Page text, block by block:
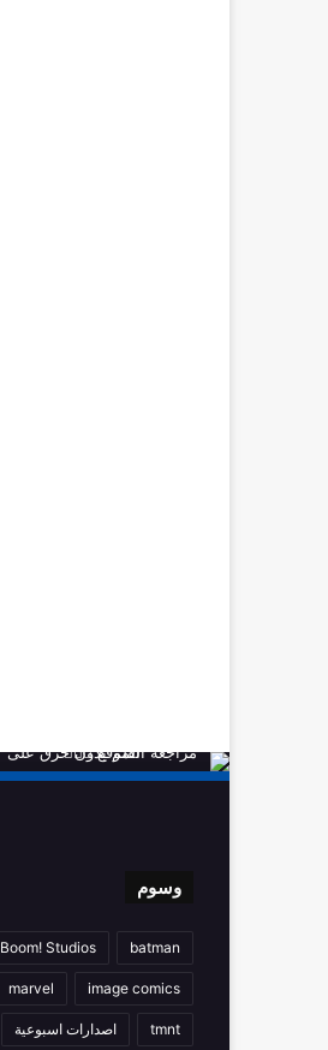
وسوم
batman
Boom! Studios
image comics
marvel
tmnt اصدارات اسبوعية